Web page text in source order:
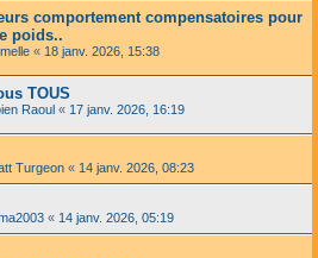
comportement compensatoires pour
poids..
« 18 janv. 2026, 15:38
TOUS
Raoul « 17 janv. 2026, 16:19
Turgeon « 14 janv. 2026, 08:23
« 14 janv. 2026, 05:19